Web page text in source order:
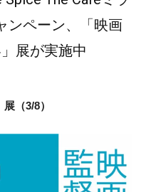
ンペーン、「映画
展が実施中
（3/8）